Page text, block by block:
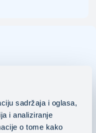
sadržaja i oglasa,
i analiziranje
o tome kako
Ltd.)